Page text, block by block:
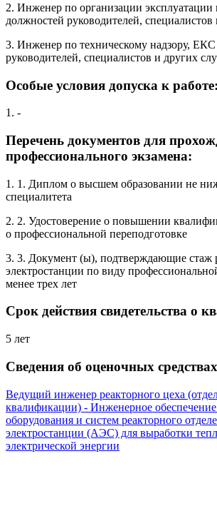
2. Инженер по организации
должностей руководителей,
3. Инженер по техническому надзору,
руководителей, специалистов и других
Особые условия допуска к работе:
1. -
Перечень документов для
профессионального экзамена:
1. 1. Диплом о высшем образовании не
специалитета
2. 2. Удостоверение о повышении
о профессиональной переподготовке
3. 3. Документ (ы), подтверждающие стаж
электростанции по виду
менее трех лет
Срок действия свидетельства о
5 лет
Сведения об оценочных
Ведущий инженер реакторного цеха
квалификации) - Инженерное
оборудования и систем реакторного
электростанции (АЭС) для выработки
электрической энергии